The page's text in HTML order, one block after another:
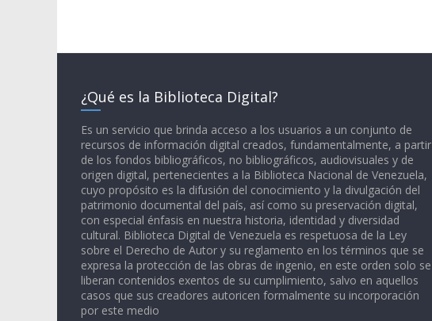
¿Qué es la Biblioteca Digital?
Es un servicio que brinda acceso a los usuarios a un conjunto de
recursos de información digital creados, fundamentalmente, a partir
de los fondos bibliográficos, no bibliográficos, audiovisuales y de
origen digital, pertenecientes a la Biblioteca Nacional de Venezuela,
cuyo propósito es la difusión del conocimiento y la divulgación del
patrimonio documental del país, así como su preservación digital,
con especial énfasis en nuestra historia, identidad y diversidad
cultural. Biblioteca Digital de Venezuela es respetuosa de la Ley
sobre el Derecho de Autor y su reglamento en los términos que se
expresa la protección de las obras de ingenio, en este orden solo se
liberan contenidos exentos de su cumplimiento, salvo en aquellos
casos que sus creadores autoricen formalmente su incorporación
por este medio